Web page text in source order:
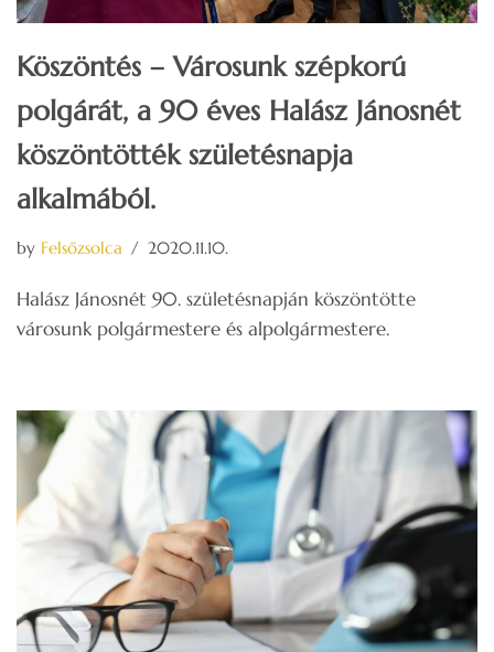
Köszöntés – Városunk szépkorú
polgárát, a 90 éves Halász Jánosnét
köszöntötték születésnapja
alkalmából.
by Felsőzsolca 2020.11.10.
Halász Jánosnét 90. születésnapján köszöntötte
városunk polgármestere és alpolgármestere.